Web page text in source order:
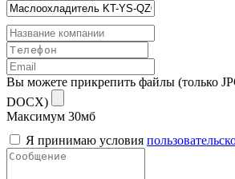
Вы можете прикрепить файлы (только
DOCX)
Максимум 30мб
Я принимаю условия